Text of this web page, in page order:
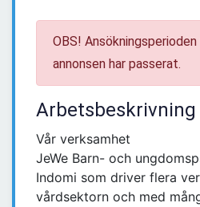
OBS!
annonsen har passerat.
Arbetsbeskrivning
Vår verksamhet
JeWe Barn- och
Indomi som driver flera
vårdsektorn och med